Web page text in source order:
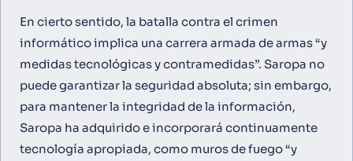
En cierto sentido, la batalla contra el crimen
informático implica una carrera armada de armas “y
medidas tecnológicas y contramedidas”. Saropa no
puede garantizar la seguridad absoluta; sin embargo,
para mantener la integridad de la información,
Saropa ha adquirido e incorporará continuamente
tecnología apropiada, como muros de fuego “y